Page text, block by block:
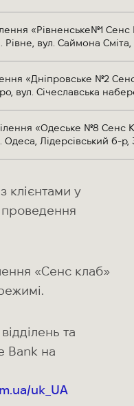
«Рівненське№1 Сенс
Рівне, вул. Саймона Сміта,
«Дніпровське №2
вул. Січеславська
«Одеське №8 Сенс
Одеса, Лідерсівський б-р,
клієнтами у
проведення
«Сенс клаб»
та
Bank на
uk_UA